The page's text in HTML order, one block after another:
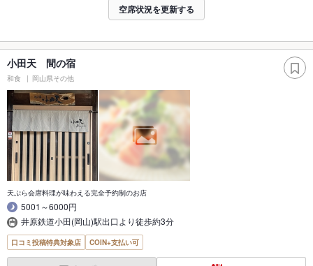
空席状況を更新する
小田天 間の宿
和食 岡山県その他
天ぷら会席料理が味わえる完全予約制のお店
5001～6000円
井原鉄道小田(岡山)駅出口より徒歩約3分
口コミ投稿特典対象店 COIN+支払い可